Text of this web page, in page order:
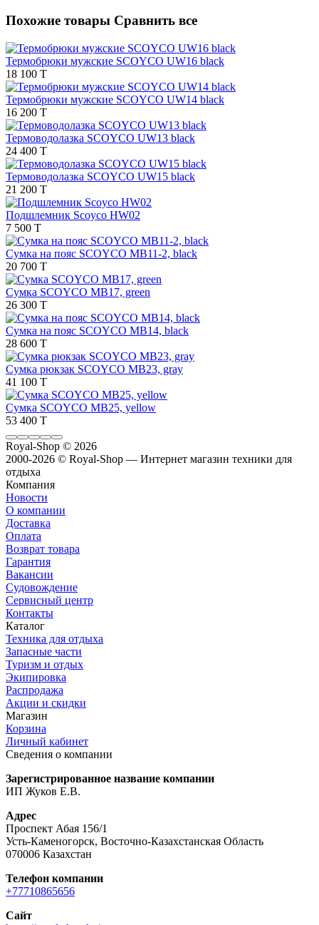
Похожие товары Сравнить все
Термобрюки мужские SCOYCO UW16 black
18 100 T
Термобрюки мужские SCOYCO UW14 black
16 200 T
Термоводолазка SCOYCO UW13 black
24 400 T
Термоводолазка SCOYCO UW15 black
21 200 T
Подшлемник Scoyco HW02
7 500 T
Сумка на пояс SCOYCO MB11-2, black
20 700 T
Сумка SCOYCO MB17, green
26 300 T
Сумка на пояс SCOYCO MB14, black
28 600 T
Сумка рюкзак SCOYCO MB23, gray
41 100 T
Сумка SCOYCO MB25, yellow
53 400 T
Royal-Shop © 2026
2000-2026 © Royal-Shop — Интернет магазин техники для
отдыха
Компания
Новости
О компании
Доставка
Оплата
Возврат товара
Гарантия
Вакансии
Судовождение
Сервисный центр
Контакты
Каталог
Техника для отдыха
Запасные части
Туризм и отдых
Экипировка
Распродажа
Акции и скидки
Магазин
Корзина
Личный кабинет
Сведения о компании
Зарегистрированное название компании
ИП Жуков Е.В.
Адрес
Проспект Абая 156/1
Усть-Каменогорск, Восточно-Казахстанская Область
070006 Казахстан
Телефон компании
+77710865656
Сайт